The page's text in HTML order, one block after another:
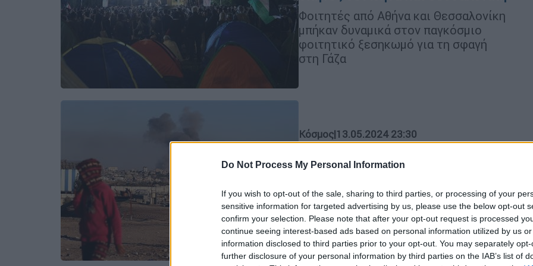
Do Not Process My Personal Information
If you wish to opt-out of the sale, sharing to third parties, or processing of your
sensitive information for targeted advertising by us, please use the below opt-out
confirm your selection. Please note that after your opt-out request is processed
continue seeing interest-based ads based on personal information utilized by us
information disclosed to third parties prior to your opt-out. You may separately
further disclosure of your personal information by third parties on the IAB’s list of
Φοιτητές από Αθήνα και Θεσσαλονίκη
μπήκαν δυναμικά στον παγκόσμιο
φοιτητικό ξεσηκωμό για τη σφαγή
στη Γάζα
Κόσμος|13.05.2024 23:30
έχουν εγκαταλείψει τη Ράφα μετά
«Δεν υπάρχει πουθενά να πάνε. Δεν
υπάρχει ασφάλεια χωρίς εκεχειρία»